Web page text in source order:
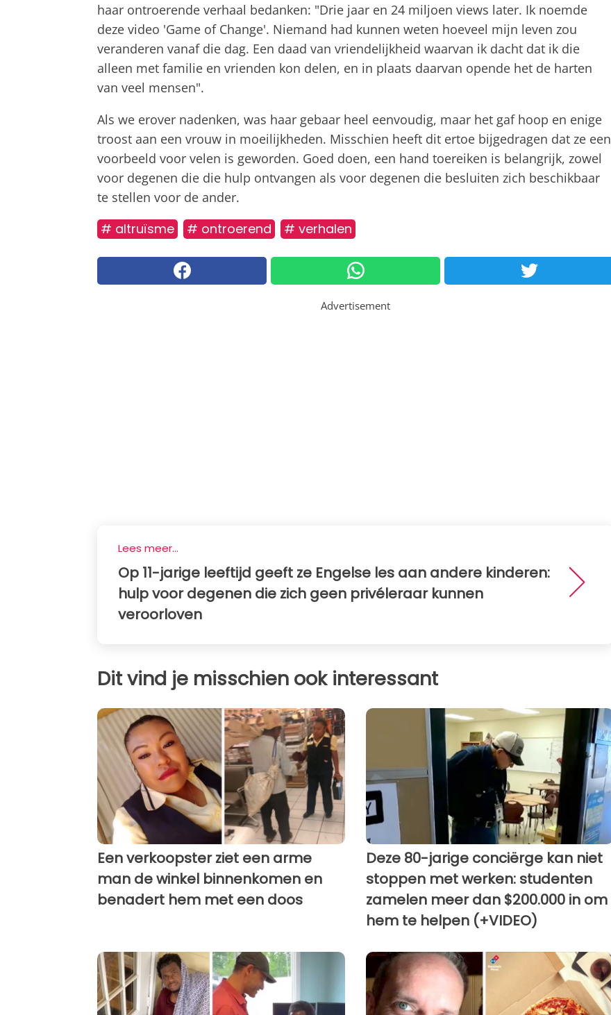
haar ontroerende verhaal bedanken: "Drie jaar en 24 miljoen views later. Ik noemde
deze video 'Game of Change'. Niemand had kunnen weten hoeveel mijn leven zou
veranderen vanaf die dag. Een daad van vriendelijkheid waarvan ik dacht dat ik die
alleen met familie en vrienden kon delen, en in plaats daarvan opende het de harten
van veel mensen".
Als we erover nadenken, was haar gebaar heel eenvoudig, maar het gaf hoop en enige
troost aan een vrouw in moeilijkheden. Misschien heeft dit ertoe bijgedragen dat ze een
voorbeeld voor velen is geworden. Goed doen, een hand toereiken is belangrijk, zowel
voor degenen die die hulp ontvangen als voor degenen die besluiten zich beschikbaar
te stellen voor de ander.
# altruïsme # ontroerend # verhalen
Advertisement
Lees meer...
Op 11-jarige leeftijd geeft ze Engelse les aan andere kinderen:
hulp voor degenen die zich geen privéleraar kunnen
veroorloven
Dit vind je misschien ook interessant
Een verkoopster ziet een arme
man de winkel binnenkomen en
benadert hem met een doos
Deze 80-jarige conciërge kan niet
stoppen met werken: studenten
zamelen meer dan $200.000 in om
hem te helpen (+VIDEO)